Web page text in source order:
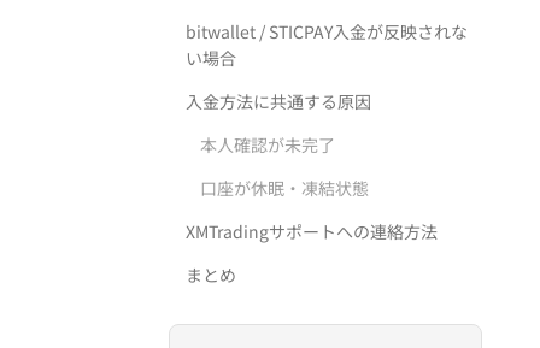
bitwallet / STICPAY入金が反映されな
い場合
入金方法に共通する原因
本人確認が未完了
口座が休眠・凍結状態
XMTradingサポートへの連絡方法
まとめ